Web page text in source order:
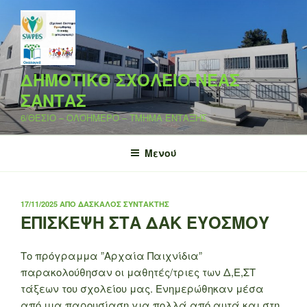
Μετάβαση
στο
περιεχόμενο
ΔΗΜΟΤΙΚΟ ΣΧΟΛΕΙΟ ΝΕΑΣ
ΣΑΝΤΑΣ
6/ΘΕΣΙΟ – ΟΛΟΗΜΕΡΟ – ΤΜΗΜΑ ΕΝΤΑΞΗΣ
Μενού
ΔΗΜΟΣΙΕΎΤΗΚΕ
ΣΤΙΣ
17/11/2025 ΑΠΌ ΔΆΣΚΑΛΟΣ ΣΥΝΤΆΚΤΗΣ
ΕΠΙΣΚΕΨΗ ΣΤΑ ΔΑΚ ΕΥΟΣΜΟΥ
Το πρόγραμμα ”Αρχαία Παιχνίδια”
παρακολούθησαν οι μαθητές/τριες των Δ,Ε,ΣΤ
τάξεων του σχολείου μας. Ενημερώθηκαν μέσα